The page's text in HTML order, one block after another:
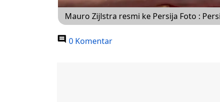
Mauro Zijlstra resmi ke Persija Foto :
0 Komentar